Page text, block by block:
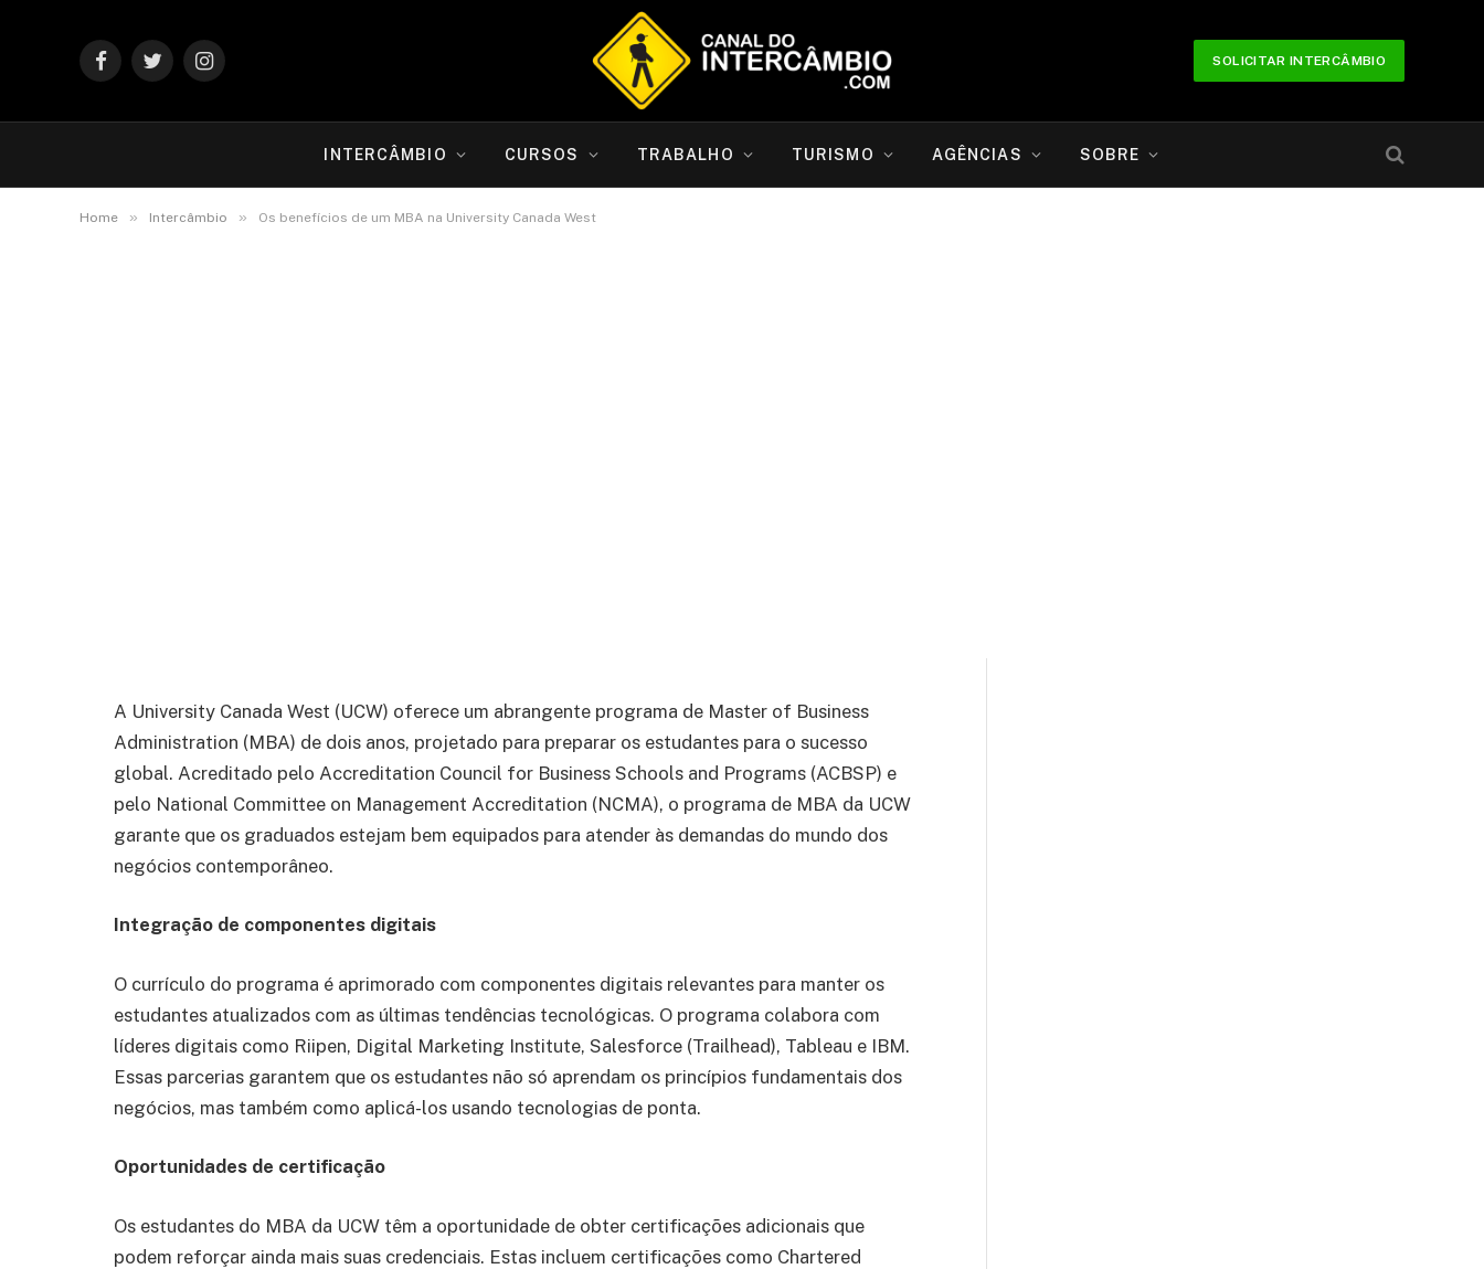
FacebookTwitterInstagram
SOLICITAR INTERCÂMBIO
INTERCÂMBIO CURSOS TRABALHO TURISMO AGÊNCIAS SOBRE
Home » Intercâmbio » Os benefícios de um MBA na University Canada West
A University Canada West (UCW) oferece um abrangente programa de Master of Business
Administration (MBA) de dois anos, projetado para preparar os estudantes para o sucesso
global. Acreditado pelo Accreditation Council for Business Schools and Programs (ACBSP) e
pelo National Committee on Management Accreditation (NCMA), o programa de MBA da UCW
garante que os graduados estejam bem equipados para atender às demandas do mundo dos
negócios contemporâneo.
Integração de componentes digitais
O currículo do programa é aprimorado com componentes digitais relevantes para manter os
estudantes atualizados com as últimas tendências tecnológicas. O programa colabora com
líderes digitais como Riipen, Digital Marketing Institute, Salesforce (Trailhead), Tableau e IBM.
Essas parcerias garantem que os estudantes não só aprendam os princípios fundamentais dos
negócios, mas também como aplicá-los usando tecnologias de ponta.
Oportunidades de certificação
Os estudantes do MBA da UCW têm a oportunidade de obter certificações adicionais que
podem reforçar ainda mais suas credenciais. Estas incluem certificações como Chartered